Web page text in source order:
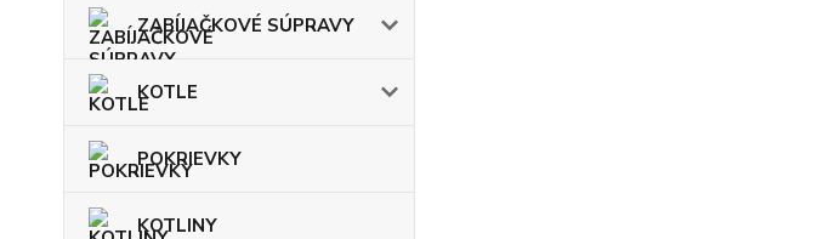
ZABÍJAČKOVÉ SÚPRAVY
KOTLE
POKRIEVKY
KOTLINY